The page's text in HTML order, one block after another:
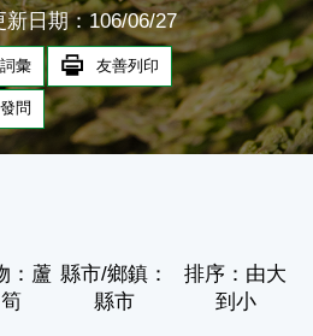
新日期：106/06/27
彙 友善列印
問
：蘆
筍
縣市/鄉鎮：
縣市
排序：由大
到小